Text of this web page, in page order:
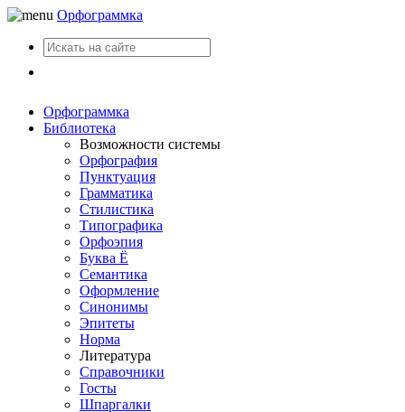
Орфограммка
Орфограммка
Библиотека
Возможности системы
Орфография
Пунктуация
Грамматика
Стилистика
Типографика
Орфоэпия
Буква Ё
Семантика
Оформление
Синонимы
Эпитеты
Норма
Литература
Справочники
Госты
Шпаргалки